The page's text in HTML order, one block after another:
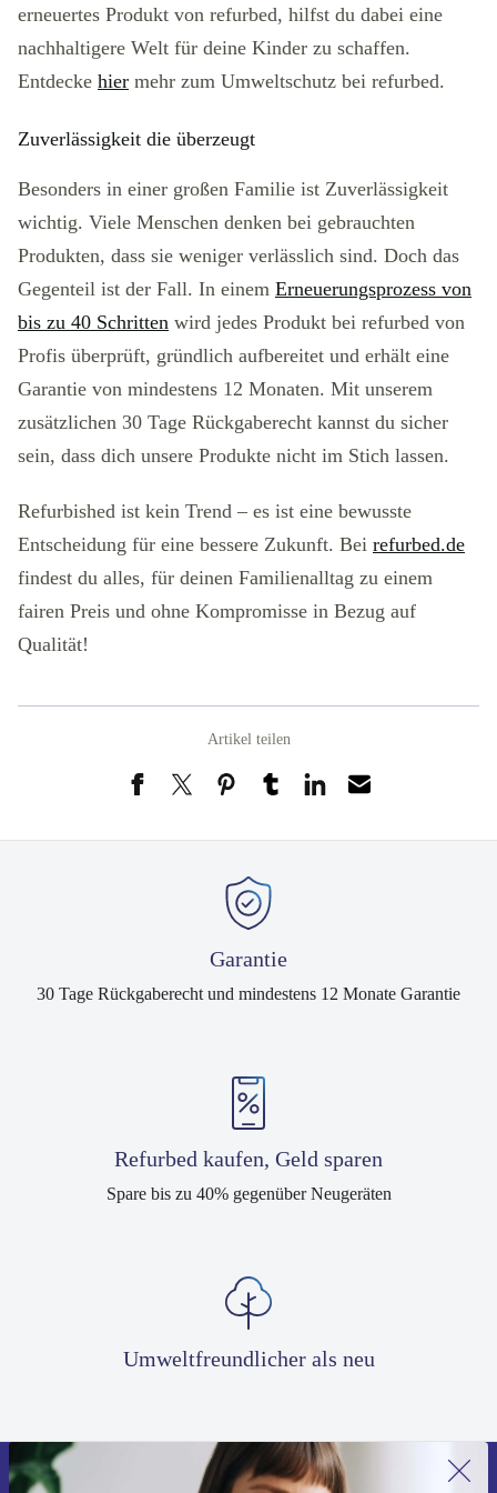
erneuertes Produkt von refurbed, hilfst du dabei eine
nachhaltigere Welt für deine Kinder zu schaffen.
Entdecke hier mehr zum Umweltschutz bei refurbed.
Zuverlässigkeit die überzeugt
Besonders in einer großen Familie ist Zuverlässigkeit
wichtig. Viele Menschen denken bei gebrauchten
Produkten, dass sie weniger verlässlich sind. Doch das
Gegenteil ist der Fall. In einem Erneuerungsprozess von
bis zu 40 Schritten wird jedes Produkt bei refurbed von
Profis überprüft, gründlich aufbereitet und erhält eine
Garantie von mindestens 12 Monaten. Mit unserem
zusätzlichen 30 Tage Rückgaberecht kannst du sicher
sein, dass dich unsere Produkte nicht im Stich lassen.
Refurbished ist kein Trend – es ist eine bewusste
Entscheidung für eine bessere Zukunft. Bei refurbed.de
findest du alles, für deinen Familienalltag zu einem
fairen Preis und ohne Kompromisse in Bezug auf
Qualität!
Artikel teilen
Garantie
30 Tage Rückgaberecht und mindestens 12 Monate Garantie
Refurbed kaufen, Geld sparen
Spare bis zu 40% gegenüber Neugeräten
Umweltfreundlicher als neu